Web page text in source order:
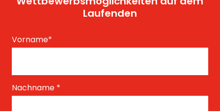
Laufenden
Vorname*
Nachname *